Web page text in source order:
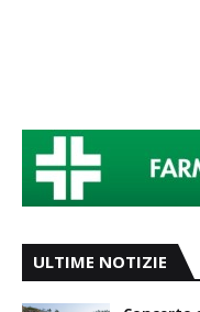
ULTIME NOTIZIE